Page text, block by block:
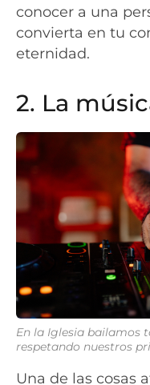
conocer a una
convierta en tu
eternidad.
2. La
En la Iglesia bailamos
respetando nuestros
Una de las cosas